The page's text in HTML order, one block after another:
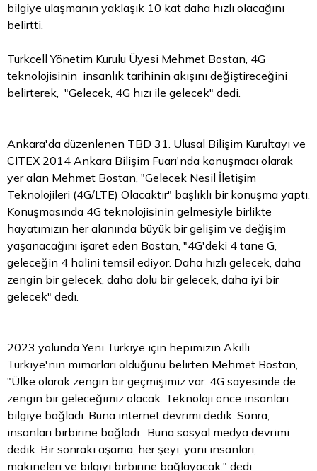
bilgiye ulaşmanın yaklaşık 10 kat daha hızlı olacağını
belirtti.
Turkcell Yönetim Kurulu Üyesi Mehmet Bostan, 4G
teknolojisinin insanlık tarihinin akışını değiştireceğini
belirterek, "Gelecek, 4G hızı ile gelecek" dedi.
Ankara'da düzenlenen TBD 31. Ulusal Bilişim Kurultayı ve
CITEX 2014 Ankara Bilişim Fuarı'nda konuşmacı olarak
yer alan Mehmet Bostan, "Gelecek Nesil İletişim
Teknolojileri (4G/LTE) Olacaktır" başlıklı bir konuşma yaptı.
Konuşmasında 4G teknolojisinin gelmesiyle birlikte
hayatımızın her alanında büyük bir gelişim ve değişim
yaşanacağını işaret eden Bostan, "4G'deki 4 tane G,
geleceğin 4 halini temsil ediyor. Daha hızlı gelecek, daha
zengin bir gelecek, daha dolu bir gelecek, daha iyi bir
gelecek" dedi.
2023 yolunda Yeni Türkiye için hepimizin Akıllı
Türkiye'nin mimarları olduğunu belirten Mehmet Bostan,
"Ülke olarak zengin bir geçmişimiz var. 4G sayesinde de
zengin bir geleceğimiz olacak. Teknoloji önce insanları
bilgiye bağladı. Buna internet devrimi dedik. Sonra,
insanları birbirine bağladı. Buna sosyal medya devrimi
dedik. Bir sonraki aşama, her şeyi, yani insanları,
makineleri ve bilgiyi birbirine bağlayacak." dedi.